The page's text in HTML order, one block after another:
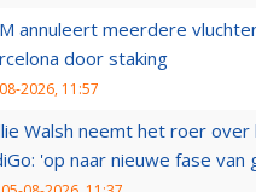
annuleert meerdere
door staking
2026, 11:57
Walsh neemt het roer over
'op naar nieuwe fase van